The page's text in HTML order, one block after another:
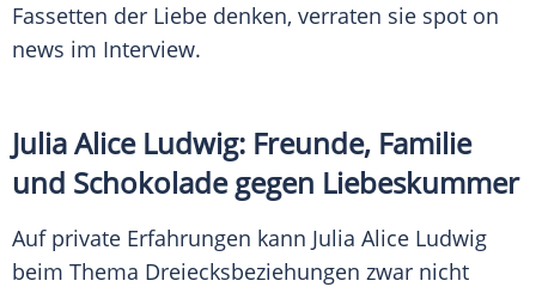
Fassetten der Liebe denken, verraten sie spot on
news im Interview.
Julia Alice Ludwig: Freunde, Familie
und Schokolade gegen Liebeskummer
Auf private Erfahrungen kann Julia Alice Ludwig
beim Thema Dreiecksbeziehungen zwar nicht